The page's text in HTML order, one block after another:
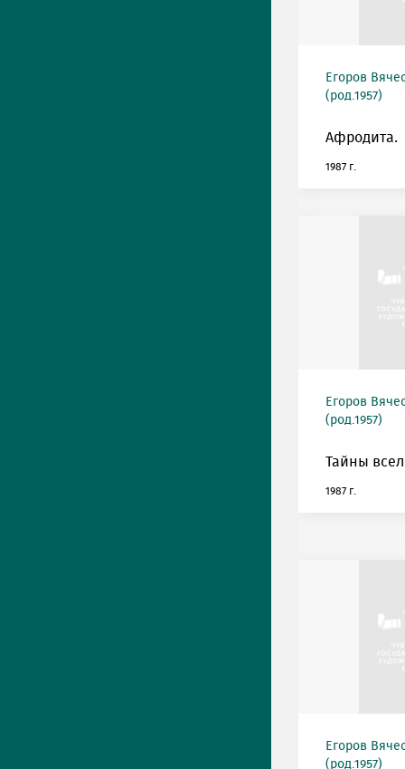
Егоров
(род.1957)
Афродита.
1987 г.
Егоров
(род.1957)
Тайны
1987 г.
Егоров
(род.1957)